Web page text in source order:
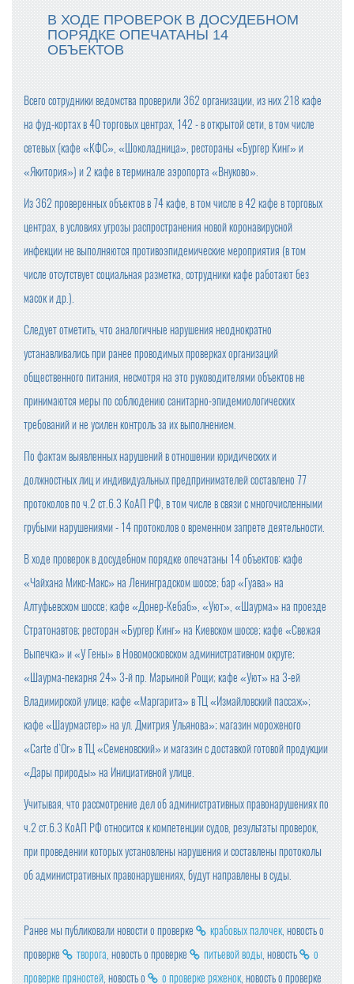
В ХОДЕ ПРОВЕРОК В ДОСУДЕБНОМ
ПОРЯДКЕ ОПЕЧАТАНЫ 14
ОБЪЕКТОВ
Всего сотрудники ведомства проверили 362 организации, из них 218 кафе
на фуд-кортах в 40 торговых центрах, 142 - в открытой сети, в том числе
сетевых (кафе «КФС», «Шоколадница», рестораны «Бургер Кинг» и
«Якитория») и 2 кафе в терминале аэропорта «Внуково».
Из 362 проверенных объектов в 74 кафе, в том числе в 42 кафе в торговых
центрах, в условиях угрозы распространения новой коронавирусной
инфекции не выполняются противоэпидемические мероприятия (в том
числе отсутствует социальная разметка, сотрудники кафе работают без
масок и др.).
Следует отметить, что аналогичные нарушения неоднократно
устанавливались при ранее проводимых проверках организаций
общественного питания, несмотря на это руководителями объектов не
принимаются меры по соблюдению санитарно-эпидемиологических
требований и не усилен контроль за их выполнением.
По фактам выявленных нарушений в отношении юридических и
должностных лиц и индивидуальных предпринимателей составлено 77
протоколов по ч.2 ст.6.3 КоАП РФ, в том числе в связи с многочисленными
грубыми нарушениями - 14 протоколов о временном запрете деятельности.
В ходе проверок в досудебном порядке опечатаны 14 объектов: кафе
«Чайхана Микс-Макс» на Ленинградском шоссе; бар «Гуава» на
Алтуфьевском шоссе; кафе «Донер-Кебаб», «Уют», «Шаурма» на проезде
Стратонавтов; ресторан «Бургер Кинг» на Киевском шоссе; кафе «Свежая
Выпечка» и «У Гены» в Новомосковском административном округе;
«Шаурма-пекарня 24» 3-й пр. Марьиной Рощи; кафе «Уют» на 3-ей
Владимирской улице; кафе «Маргарита» в ТЦ «Измайловский пассаж»;
кафе «Шаурмастер» на ул. Дмитрия Ульянова»; магазин мороженого
«Carte d`Or» в ТЦ «Семеновский» и магазин с доставкой готовой продукции
«Дары природы» на Инициативной улице.
Учитывая, что рассмотрение дел об административных правонарушениях по
ч.2 ст.6.3 КоАП РФ относится к компетенции судов, результаты проверок,
при проведении которых установлены нарушения и составлены протоколы
об административных правонарушениях, будут направлены в суды.
Ранее мы публиковали новости о проверке крабовых палочек, новость о
проверке
творога, новость о проверке питьевой воды, новость
о
проверке пряностей, новость о о проверке ряженок, новость о проверке